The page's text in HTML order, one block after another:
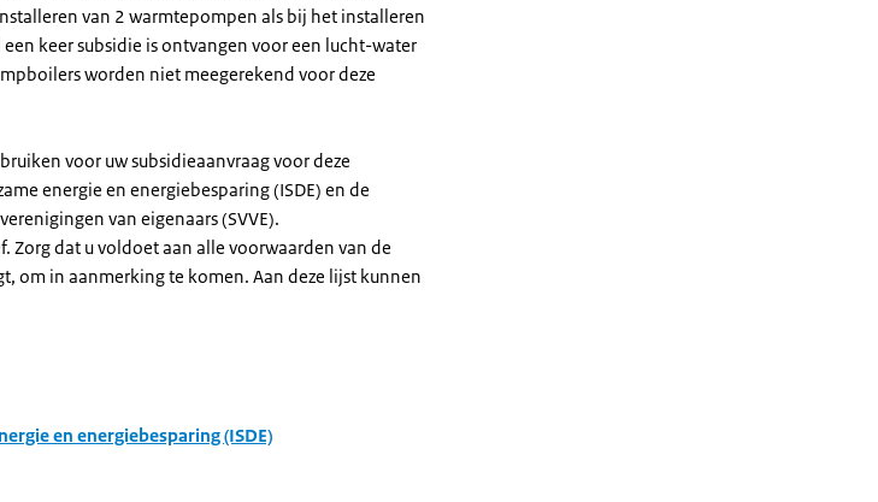
van 2 warmtepompen als bij het installeren
keer subsidie is ontvangen voor een lucht-water
worden niet meegerekend voor deze
voor uw subsidieaanvraag voor deze
energie en energiebesparing (ISDE) en de
van eigenaars (SVVE).
Zorg dat u voldoet aan alle voorwaarden van de
om in aanmerking te komen. Aan deze lijst kunnen
en energiebesparing (ISDE)